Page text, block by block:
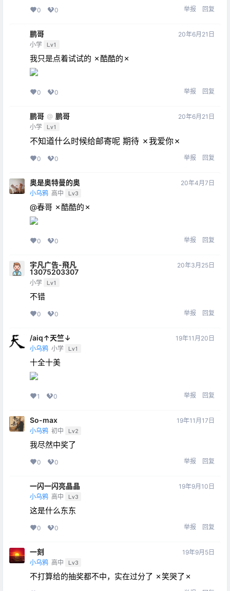
0 0 举报 回复
鹏哥
小学 Lv1
20年6月21日
我只是点着试试的 ✗酷酷的✗
0 0 举报 回复
鹏哥 @ 鹏哥
小学 Lv1
20年6月21日
不知道什么时候给邮寄呢 期待 ✗我爱你✗
0 0 举报 回复
奥是奥特曼的奥
小乌鸦 高中 Lv3
20年4月7日
@春哥 ✗酷酷的✗
0 0 举报 回复
宇凡广告-飛凡
13075203307
小学 Lv1
20年3月25日
不错
0 0 举报 回复
/aiq↑天竺↓
小乌鸦 小学 Lv1
19年11月20日
十全十美
1 0 举报 回复
So-max
小乌鸦 初中 Lv2
19年11月17日
我尽然中奖了
0 0 举报 回复
一闪一闪亮晶晶
小乌鸦 高中 Lv3
19年9月10日
这是什么东东
0 0 举报 回复
一刻
小乌鸦 高中 Lv3
19年9月5日
不打算给的抽奖都不中，实在过分了 ✗笑哭了✗